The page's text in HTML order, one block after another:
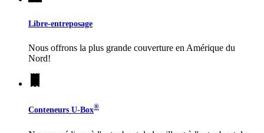
Libre-entreposage
Nous offrons la plus grande couverture en Amérique du
Nord!
Conteneurs U-Box®